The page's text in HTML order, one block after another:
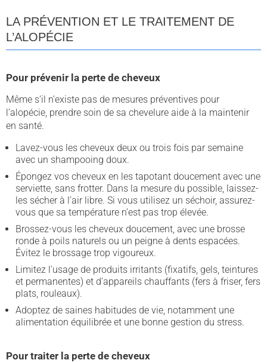
LA PRÉVENTION ET LE TRAITEMENT DE
L’ALOPÉCIE
Pour prévenir la perte de cheveux
Même s’il n’existe pas de mesures préventives pour
l’alopécie, prendre soin de sa chevelure aide à la maintenir
en santé.
Lavez-vous les cheveux deux ou trois fois par semaine
avec un shampooing doux.
Épongez vos cheveux en les tapotant doucement avec une
serviette, sans frotter. Dans la mesure du possible, laissez-
les sécher à l’air libre. Si vous utilisez un séchoir, assurez-
vous que sa température n’est pas trop élevée.
Brossez-vous les cheveux doucement, avec une brosse
ronde à poils naturels ou un peigne à dents espacées.
Évitez le brossage trop vigoureux.
Limitez l'usage de produits irritants (fixatifs, gels, teintures
et permanentes) et d’appareils chauffants (fers à friser, fers
plats, rouleaux).
Adoptez de saines habitudes de vie, notamment une
alimentation équilibrée et une bonne gestion du stress.
Pour traiter la perte de cheveux